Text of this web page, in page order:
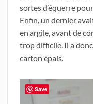
sortes d’équerre
Enfin, un dernier
en argile, avant de
trop difficile. Il a
carton épais.
Save